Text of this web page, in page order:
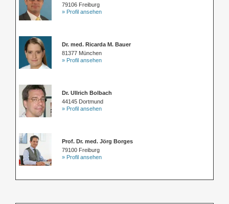
79106 Freiburg
» Profil ansehen
Dr. med. Ricarda M. Bauer
81377 München
» Profil ansehen
Dr. Ullrich Bolbach
44145 Dortmund
» Profil ansehen
Prof. Dr. med. Jörg Borges
79100 Freiburg
» Profil ansehen